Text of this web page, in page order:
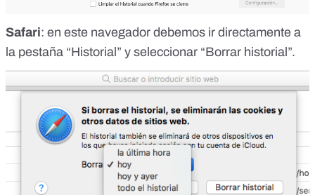
Safari: en este navegador debemos ir directamente a
la pestaña “Historial” y seleccionar “Borrar historial”.